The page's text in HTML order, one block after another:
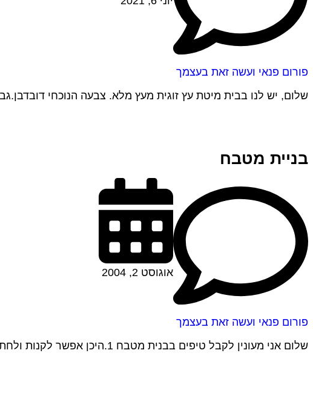
פורום פנאי ועשה זאת בעצמך
שלום, יש לנו בבית מיטת עץ זוגית מעץ מלא. צבעה הנוכחי
בניית מטבח
פורום פנאי ועשה זאת בעצמך
אוגוסט 2, 2004
שלום אני מעונין לקבל טיפים בבנית מטבח 1.היכן אפשר לקנות ולחתוך עץ במחיר זול 2.באיזה מוצרי פירזול כדאי להשתמש 3.היכן לקנות דלתות לארונות האם כדאי...